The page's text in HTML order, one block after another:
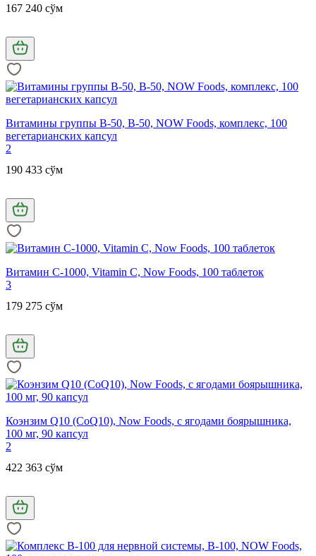
167 240 сўм
Витамины группы В-50, B-50, NOW Foods, комплекс, 100
вегетарианских капсул
2
190 433 сўм
Витамин С-1000, Vitamin C, Now Foods, 100 таблеток
3
179 275 сўм
Коэнзим Q10 (CoQ10), Now Foods, с ягодами боярышника,
100 мг, 90 капсул
2
422 363 сўм